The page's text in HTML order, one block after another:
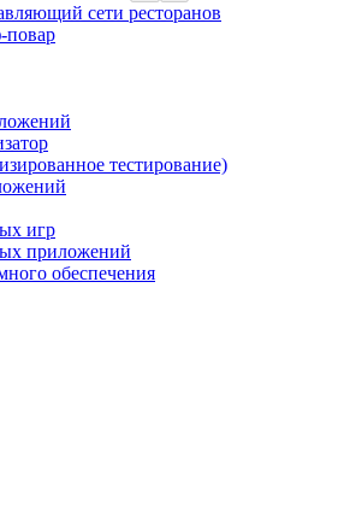
сети ресторанов
повар
тестирование)
игр
приложений
обеспечения